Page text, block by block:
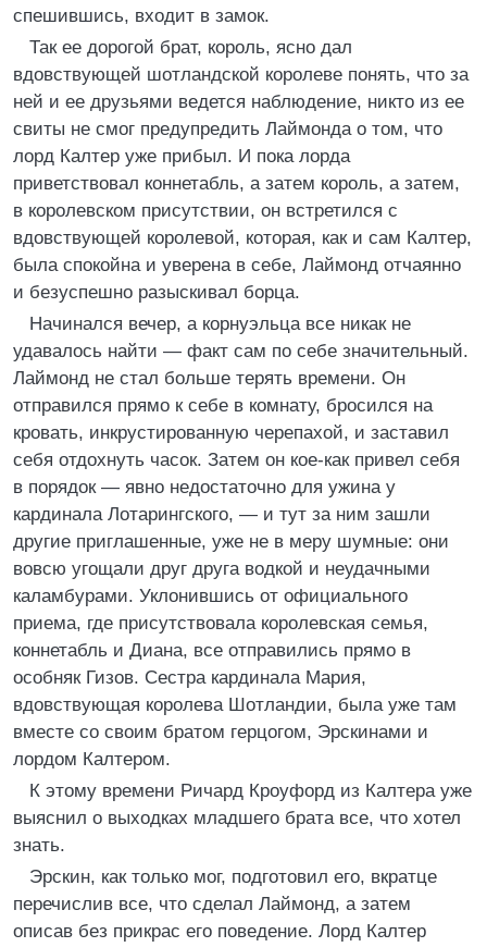
спешившись, входит в замок.
Так ее дорогой брат, король, ясно дал
вдовствующей шотландской королеве понять, что за
ней и ее друзьями ведется наблюдение, никто из ее
свиты не смог предупредить Лаймонда о том, что
лорд Калтер уже прибыл. И пока лорда
приветствовал коннетабль, а затем король, а затем,
в королевском присутствии, он встретился с
вдовствующей королевой, которая, как и сам Калтер,
была спокойна и уверена в себе, Лаймонд отчаянно
и безуспешно разыскивал борца.
Начинался вечер, а корнуэльца все никак не
удавалось найти — факт сам по себе значительный.
Лаймонд не стал больше терять времени. Он
отправился прямо к себе в комнату, бросился на
кровать, инкрустированную черепахой, и заставил
себя отдохнуть часок. Затем он кое-как привел себя
в порядок — явно недостаточно для ужина у
кардинала Лотарингского, — и тут за ним зашли
другие приглашенные, уже не в меру шумные: они
вовсю угощали друг друга водкой и неудачными
каламбурами. Уклонившись от официального
приема, где присутствовала королевская семья,
коннетабль и Диана, все отправились прямо в
особняк Гизов. Сестра кардинала Мария,
вдовствующая королева Шотландии, была уже там
вместе со своим братом герцогом, Эрскинами и
лордом Калтером.
К этому времени Ричард Кроуфорд из Калтера уже
выяснил о выходках младшего брата все, что хотел
знать.
Эрскин, как только мог, подготовил его, вкратце
перечислив все, что сделал Лаймонд, а затем
описав без прикрас его поведение. Лорд Калтер